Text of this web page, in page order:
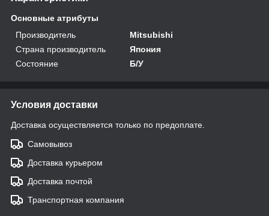
Основные атрибуты
Производитель
Mitsubishi
Страна производитель
Япония
Состояние
Б/У
Условия доставки
Доставка осуществляется только по предоплате.
Самовывоз
Доставка курьером
Доставка почтой
Транспортная компания